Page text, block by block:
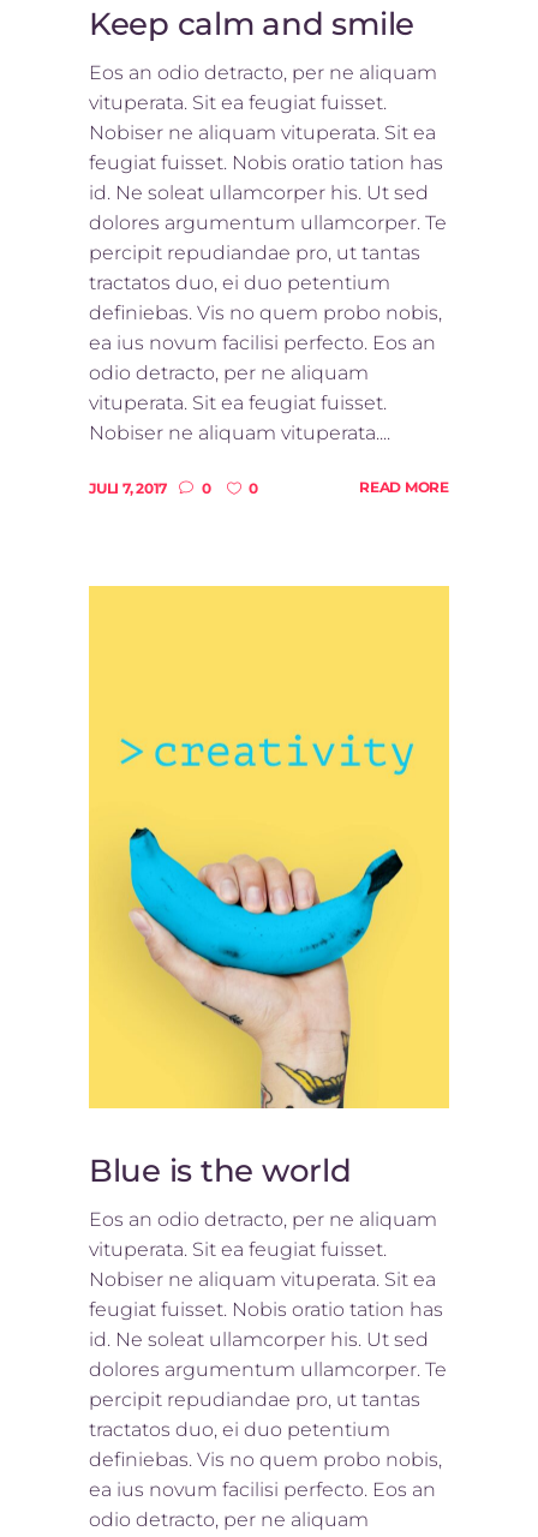
Keep calm and smile
Eos an odio detracto, per ne aliquam
vituperata. Sit ea feugiat fuisset.
Nobiser ne aliquam vituperata. Sit ea
feugiat fuisset. Nobis oratio tation has
id. Ne soleat ullamcorper his. Ut sed
dolores argumentum ullamcorper. Te
percipit repudiandae pro, ut tantas
tractatos duo, ei duo petentium
definiebas. Vis no quem probo nobis,
ea ius novum facilisi perfecto. Eos an
odio detracto, per ne aliquam
vituperata. Sit ea feugiat fuisset.
Nobiser ne aliquam vituperata....
JULI 7, 2017 0 0 READ MORE
Blue is the world
Eos an odio detracto, per ne aliquam
vituperata. Sit ea feugiat fuisset.
Nobiser ne aliquam vituperata. Sit ea
feugiat fuisset. Nobis oratio tation has
id. Ne soleat ullamcorper his. Ut sed
dolores argumentum ullamcorper. Te
percipit repudiandae pro, ut tantas
tractatos duo, ei duo petentium
definiebas. Vis no quem probo nobis,
ea ius novum facilisi perfecto. Eos an
odio detracto, per ne aliquam